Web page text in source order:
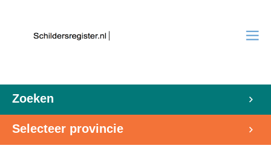
Zoeken
Selecteer provincie